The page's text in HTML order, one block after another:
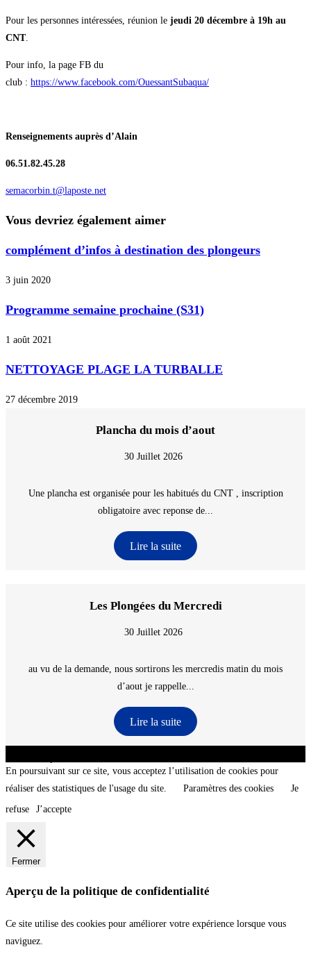
Pour les personnes intéressées, réunion le jeudi 20 décembre à 19h au
CNT.
Pour info, la page FB du
club : https://www.facebook.com/OuessantSubaqua/
Renseignements auprès d’Alain
06.51.82.45.28
semacorbin.t@laposte.net
Vous devriez également aimer
complément d’infos à destination des plongeurs
3 juin 2020
Programme semaine prochaine (S31)
1 août 2021
NETTOYAGE PLAGE LA TURBALLE
27 décembre 2019
Plancha du mois d’aout
30 Juillet 2026
Une plancha est organisée pour les habitués du CNT , inscription
obligatoire avec reponse de...
Lire la suite
Les Plongées du Mercredi
30 Juillet 2026
au vu de la demande, nous sortirons les mercredis matin du mois
d’aout je rappelle...
Lire la suite
En poursuivant sur ce site, vous acceptez l’utilisation de cookies pour
réaliser des statistiques de l'usage du site.
Paramètres des cookies
Je
refuse
J’accepte
Fermer
Aperçu de la politique de confidentialité
Ce site utilise des cookies pour améliorer votre expérience lorsque vous
naviguez.